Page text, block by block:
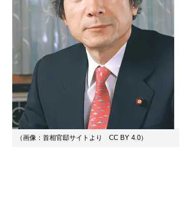
（画像：首相官邸サイトより CC BY 4.0）